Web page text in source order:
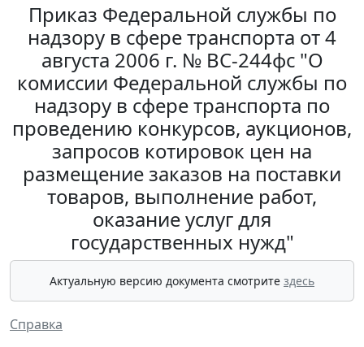
Приказ Федеральной службы по
надзору в сфере транспорта от 4
августа 2006 г. № ВС-244фс "О
комиссии Федеральной службы по
надзору в сфере транспорта по
проведению конкурсов, аукционов,
запросов котировок цен на
размещение заказов на поставки
товаров, выполнение работ,
оказание услуг для
государственных нужд"
Актуальную версию документа смотрите здесь
Справка